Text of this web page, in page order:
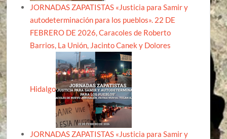
JORNADAS ZAPATISTAS «Justicia para Samir y
autodeterminación para los pueblos». 22 DE
FEBRERO DE 2026, Caracoles de Roberto
Barrios, La Unión, Jacinto Canek y Dolores
Hidalgo
JORNADAS ZAPATISTAS «Justicia para Samir y